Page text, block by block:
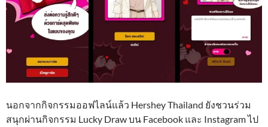
นอกจากกิจกรรมออฟไลน์แล้ว Hershey Thailand ยังชวนร่วม
สนุกผ่านกิจกรรม Lucky Draw บน Facebook และ Instagram ไป